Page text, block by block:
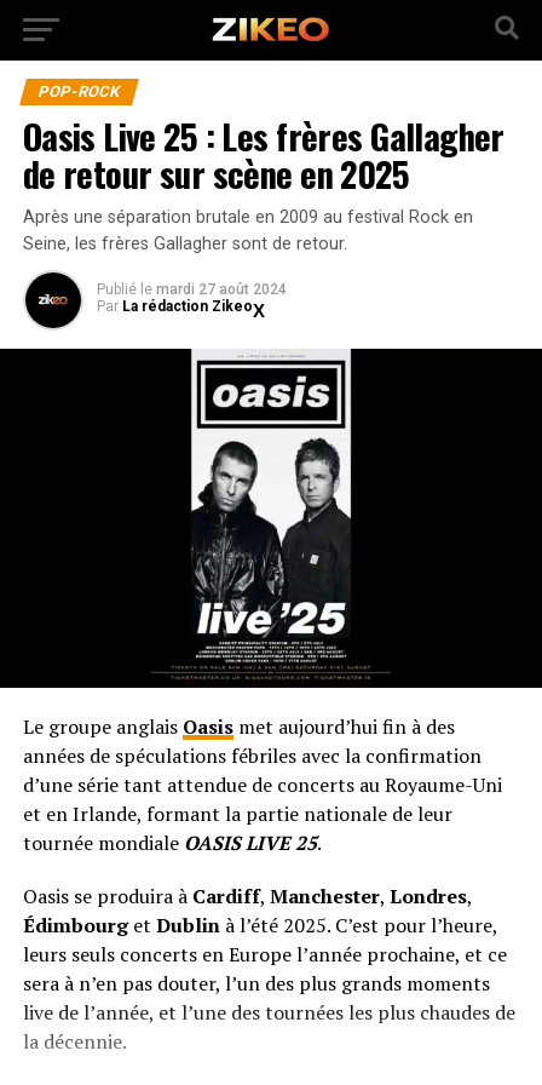
POP-ROCK
Oasis Live 25 : Les frères Gallagher
de retour sur scène en 2025
Après une séparation brutale en 2009 au festival Rock en
Seine, les frères Gallagher sont de retour.
Publié le mardi 27 août 2024
Par La rédaction Zikeo
Le groupe anglais Oasismet aujourd’hui fin à des
années de spéculations fébriles avec la confirmation
d’une série tant attendue de concerts au Royaume-Uni
et en Irlande, formant la partie nationale de leur
tournée mondiale OASIS LIVE 25.
Oasis se produira à Cardiff, Manchester, Londres,
Édimbourget Dublinà l’été 2025. C’est pour l’heure,
leurs seuls concerts en Europe l’année prochaine, et ce
sera à n’en pas douter, l’un des plus grands moments
live de l’année, et l’une des tournées les plus chaudes de
la décennie.